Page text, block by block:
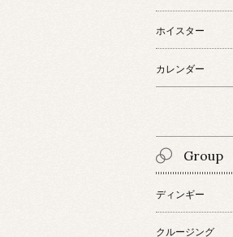
ホイスター
カレンダー
Group
ディンギー
クルージング